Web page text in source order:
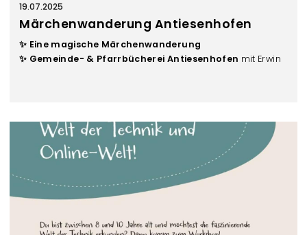
19.07.2025
Märchenwanderung Antiesenhofen
✨ Eine magische Märchenwanderung
✨ Gemeinde- & Pfarrbücherei Antiesenhofen mit Erwin